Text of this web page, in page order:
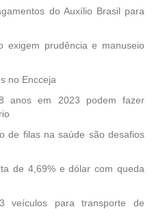
do Auxílio Brasil para
exigem prudência e manuseio
no Encceja
anos em 2023 podem fazer
de filas na saúde são desafios
de 4,69% e dólar com queda
veículos para transporte de